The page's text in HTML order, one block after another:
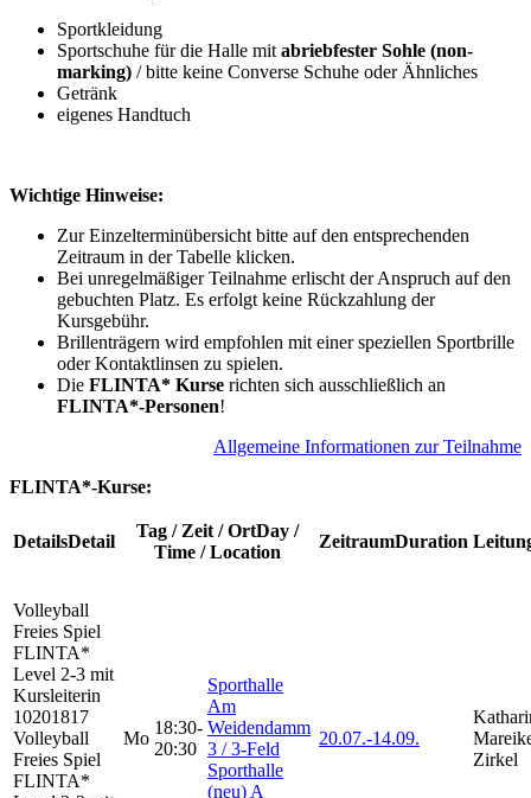
Sportkleidung
Sportschuhe für die Halle mit abriebfester Sohle (non-
marking) / bitte keine Converse Schuhe oder Ähnliches
Getränk
eigenes Handtuch
Wichtige Hinweise:
Zur Einzelterminübersicht bitte auf den entsprechenden
Zeitraum in der Tabelle klicken.
Bei unregelmäßiger Teilnahme erlischt der Anspruch auf den
gebuchten Platz. Es erfolgt keine Rückzahlung der
Kursgebühr.
Brillenträgern wird empfohlen mit einer speziellen Sportbrille
oder Kontaktlinsen zu spielen.
Die FLINTA* Kurse richten sich ausschließlich an
FLINTA*-Personen!
Allgemeine Informationen zur Teilnahme
FLINTA*-Kurse:
DetailsDetail
Tag / Zeit / OrtDay /
Time / Location
ZeitraumDuration
Volleyball
Freies Spiel
FLINTA*
Level 2-3 mit
Kursleiterin
10201817
Volleyball
Freies Spiel
FLINTA*
Mo
18:30-
20:30
Sporthalle
Am
Weidendamm
3 / 3-Feld
Sporthalle
(neu) A
20.07.-14.09.
Zirkel